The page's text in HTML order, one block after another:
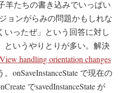
羊たちの書き込みでいっぱい
ョンがらみの問題かもしれな
いったぜ」という回答に対し
というやりとりが多い。解決
handling orientation changes
onSaveInstanceState で現在の
でsavedInstanceState が